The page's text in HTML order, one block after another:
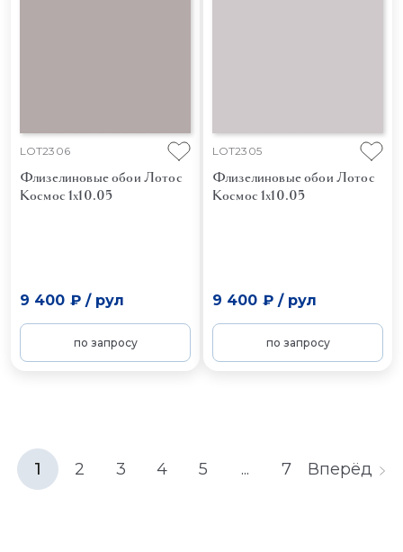
LOT2306
Флизелиновые обои Лотос
Космос 1x10.05
9 400 ₽/ рул
по запросу
LOT2305
Флизелиновые обои Лотос
Космос 1x10.05
9 400 ₽/ рул
по запросу
1 2 3 4 5 ... 7 Вперёд